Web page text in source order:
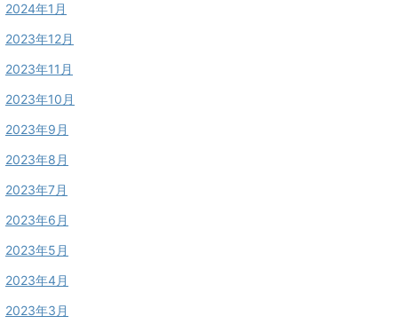
2024年1月
2023年12月
2023年11月
2023年10月
2023年9月
2023年8月
2023年7月
2023年6月
2023年5月
2023年4月
2023年3月